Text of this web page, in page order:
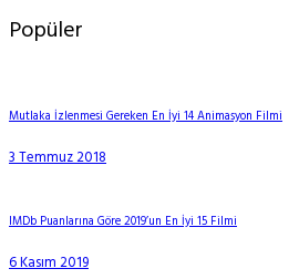
Popüler
Mutlaka İzlenmesi Gereken En İyi 14 Animasyon Filmi
3 Temmuz 2018
IMDb Puanlarına Göre 2019’un En İyi 15 Filmi
6 Kasım 2019